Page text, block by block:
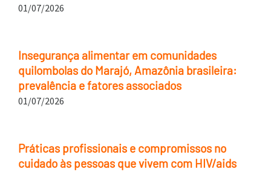
01/07/2026
Insegurança alimentar em comunidades
quilombolas do Marajó, Amazônia brasileira:
prevalência e fatores associados
01/07/2026
Práticas profissionais e compromissos no
cuidado às pessoas que vivem com HIV/aids